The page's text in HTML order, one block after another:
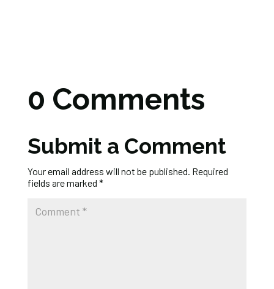
0 Comments
Submit a Comment
Your email address will not be published. Required
fields are marked *